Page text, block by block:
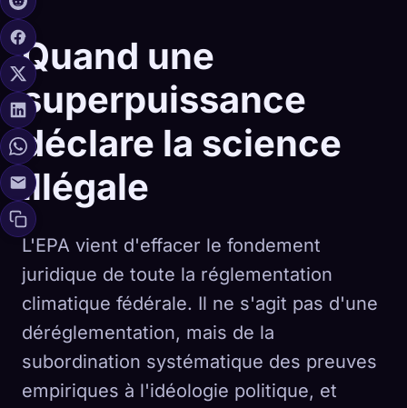
Quand une
superpuissance
déclare la science
illégale
L'EPA vient d'effacer le fondement
juridique de toute la réglementation
climatique fédérale. Il ne s'agit pas d'une
déréglementation, mais de la
subordination systématique des preuves
empiriques à l'idéologie politique, et